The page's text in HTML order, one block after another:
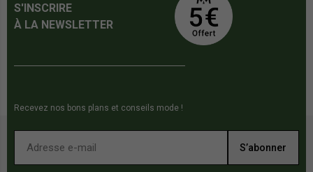
S'INSCRIRE
À LA NEWSLETTER
Recevez nos bons plans et conseils mode !
S’abonner